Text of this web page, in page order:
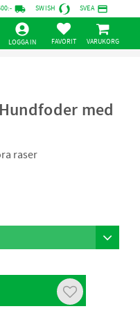
local_shipping SWISH SVEA credit_card
LOGGA IN FAVORITER
KUNDVAGN
med
raser
Lägg till i